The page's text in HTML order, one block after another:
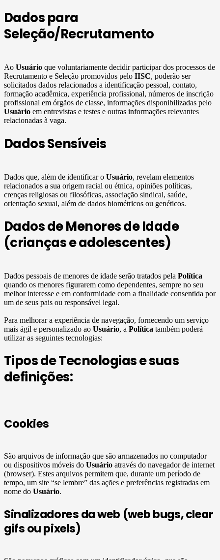
Dados para
Seleção/Recrutamento
Ao Usuário que voluntariamente decidir participar dos processos de
Recrutamento e Seleção promovidos pelo IISC, poderão ser
solicitados dados relacionados a identificação pessoal, contato,
formação acadêmica, experiência profissional, números de inscrição
profissional em órgãos de classe, informações disponibilizadas pelo
Usuário em entrevistas e testes e outras informações relevantes
relacionadas à vaga.
Dados Sensíveis
Dados que, além de identificar o Usuário, revelam elementos
relacionados a sua origem racial ou étnica, opiniões políticas,
crenças religiosas ou filosóficas, associação sindical, saúde,
orientação sexual, além de dados biométricos ou genéticos.
Dados de Menores de Idade
(crianças e adolescentes)
Dados pessoais de menores de idade serão tratados pela Política
quando os menores figurarem como dependentes, sempre no seu
melhor interesse e em conformidade com a finalidade consentida por
um de seus pais ou responsável legal.
Para melhorar a experiência de navegação, fornecendo um serviço
mais ágil e personalizado ao Usuário, a Política também poderá
utilizar as seguintes tecnologias:
Tipos de Tecnologias e suas
definições:
Cookies
São arquivos de informação que são armazenados no computador
ou dispositivos móveis do Usuário através do navegador de internet
(browser). Estes arquivos permitem que, durante um período de
tempo, um site “se lembre” das ações e preferências registradas em
nome do Usuário.
Sinalizadores da web (web bugs, clear
gifs ou pixels)